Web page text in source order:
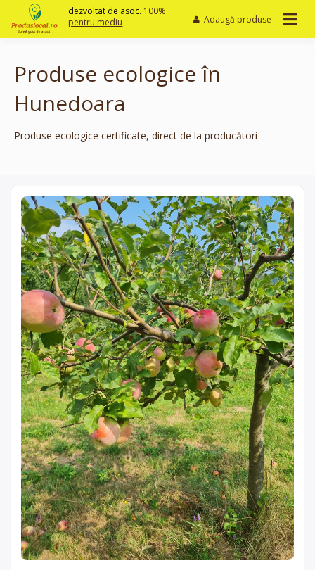
content
dezvoltat de asoc. 100%
pentru mediu
Adaugă produse
Produse ecologice în
Hunedoara
Produse ecologice certificate, direct de la producători